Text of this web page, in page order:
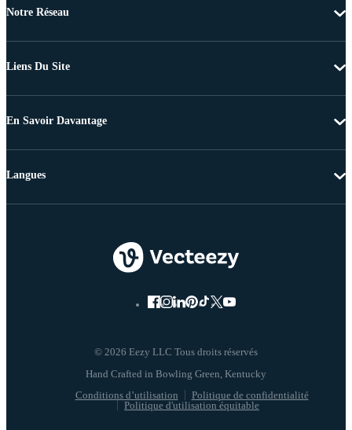
Notre Réseau
Liens Du Site
En Savoir Davantage
© 2026 Eezy LLC Tous droits réservés
Conditions d’utilisation
Politique de confidentialité
Politique d'utilisation équitable
Langues